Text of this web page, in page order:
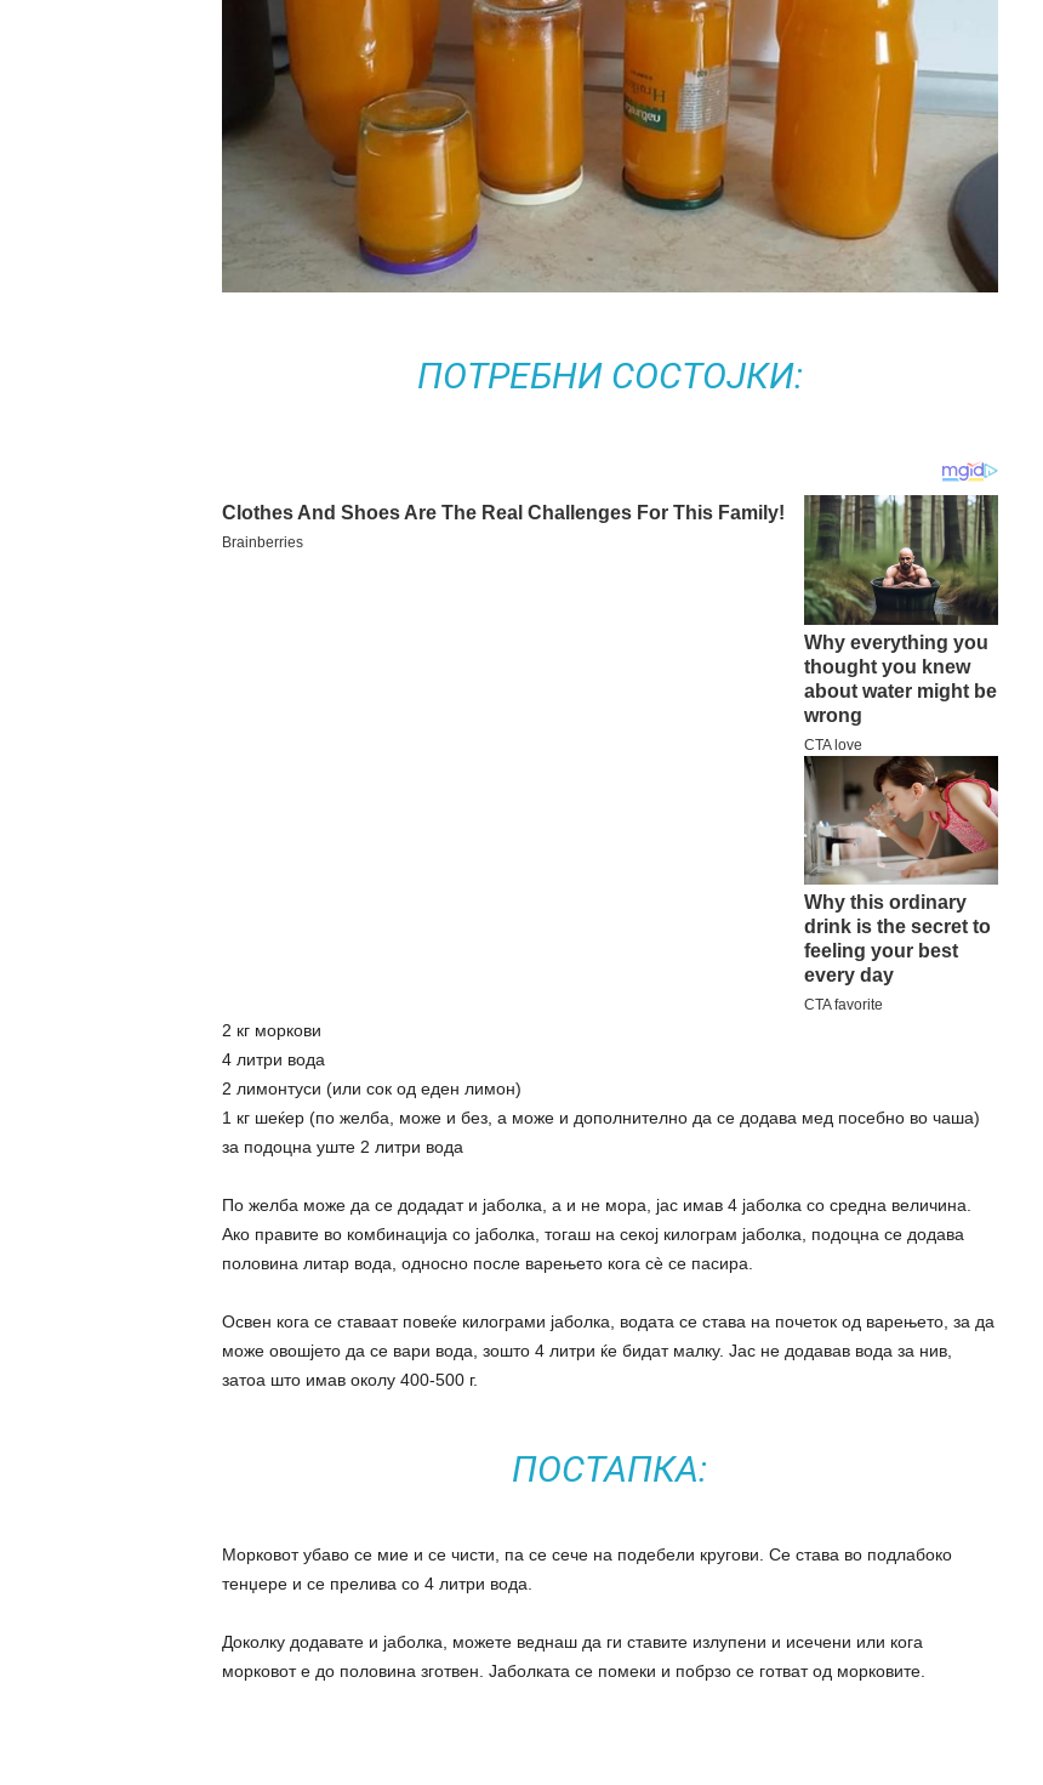
ПОТРЕБНИ СОСТОЈКИ:
2 кг моркови
4 литри вода
2 лимонтуси (или сок од еден лимон)
1 кг шеќер (по желба, може и без, а може и дополнително да се додава мед посебно во чаша)
за подоцна уште 2 литри вода
По желба може да се додадат и јаболка, а и не мора, јас имав 4 јаболка со средна величина.
Ако правите во комбинација со јаболка, тогаш на секој килограм јаболка, подоцна се додава
половина литар вода, односно после варењето кога сè се пасира.
Освен кога се ставаат повеќе килограми јаболка, водата се става на почеток од варењето, за да
може овошјето да се вари вода, зошто 4 литри ќе бидат малку. Јас не додавав вода за нив,
затоа што имав околу 400-500 г.
ПОСТАПКА:
Морковот убаво се мие и се чисти, па се сече на подебели кругови. Се става во подлабоко
тенџере и се прелива со 4 литри вода.
Доколку додавате и јаболка, можете веднаш да ги ставите излупени и исечени или кога
морковот е до половина зготвен. Јаболката се помеки и побрзо се готват од морковите.